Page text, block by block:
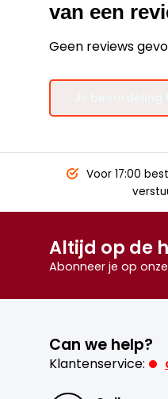
van een
Geen reviews
Voor 17:00
Altijd op de
Abonneer je op
Can we help?
Klantenservice: